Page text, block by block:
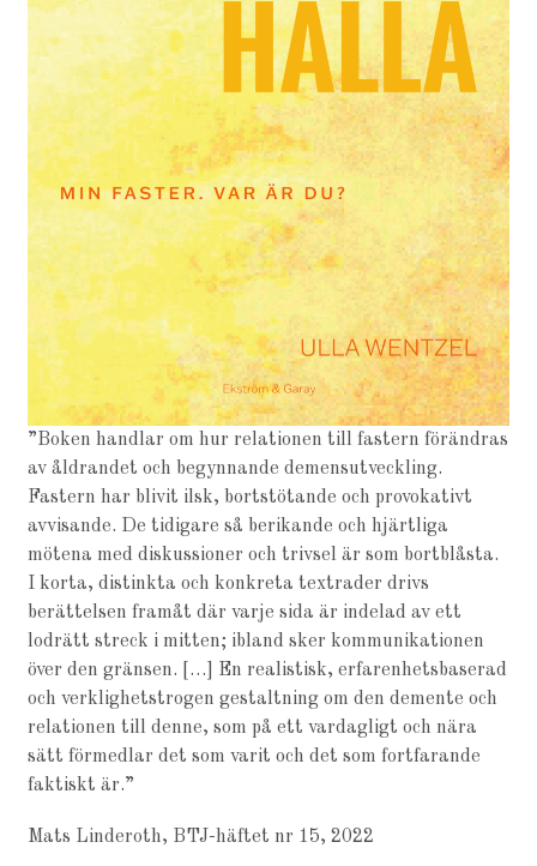
”Boken handlar om hur relationen till fastern förändras
av åldrandet och begynnande demensutveckling.
Fastern har blivit ilsk, bortstötande och provokativt
avvisande. De tidigare så berikande och hjärtliga
mötena med diskussioner och trivsel är som bortblåsta.
I korta, distinkta och konkreta textrader drivs
berättelsen framåt där varje sida är indelad av ett
lodrätt streck i mitten; ibland sker kommunikationen
över den gränsen. […] En realistisk, erfarenhetsbaserad
och verklighetstrogen gestaltning om den demente och
relationen till denne, som på ett vardagligt och nära
sätt förmedlar det som varit och det som fortfarande
faktiskt är.”
Mats Linderoth, BTJ-häftet nr 15, 2022